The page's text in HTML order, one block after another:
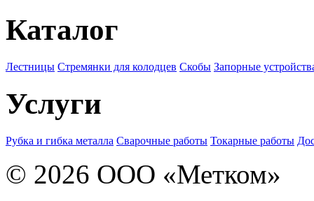
Каталог
Лестницы Стремянки для колодцев Скобы Запорные
Услуги
Рубка и гибка металла Сварочные работы Токарные работы
© 2026 ООО «Метком»